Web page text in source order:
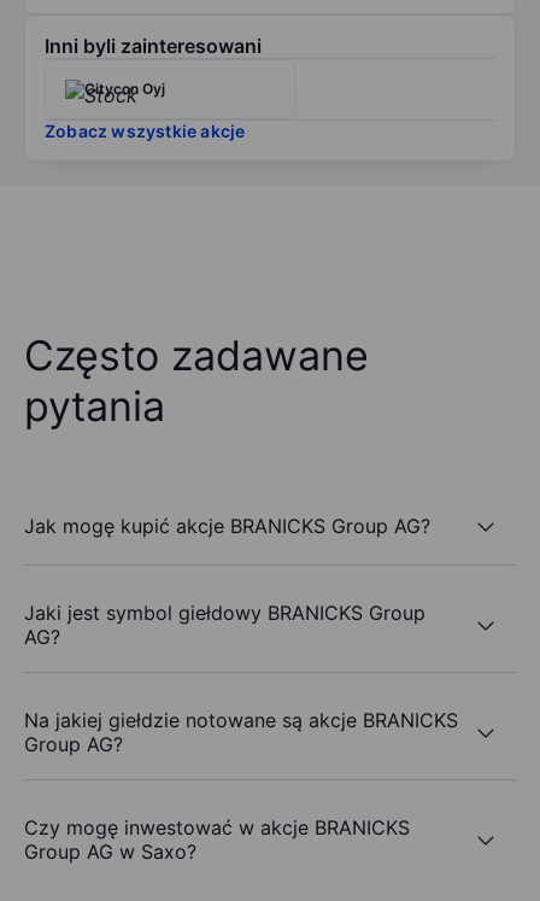
Inni byli zainteresowani
Citycon Oyj
Zobacz wszystkie akcje
Często zadawane
pytania
Jak mogę kupić akcje BRANICKS Group AG?
Jaki jest symbol giełdowy BRANICKS Group
AG?
Na jakiej giełdzie notowane są akcje BRANICKS
Group AG?
Czy mogę inwestować w akcje BRANICKS
Group AG w Saxo?